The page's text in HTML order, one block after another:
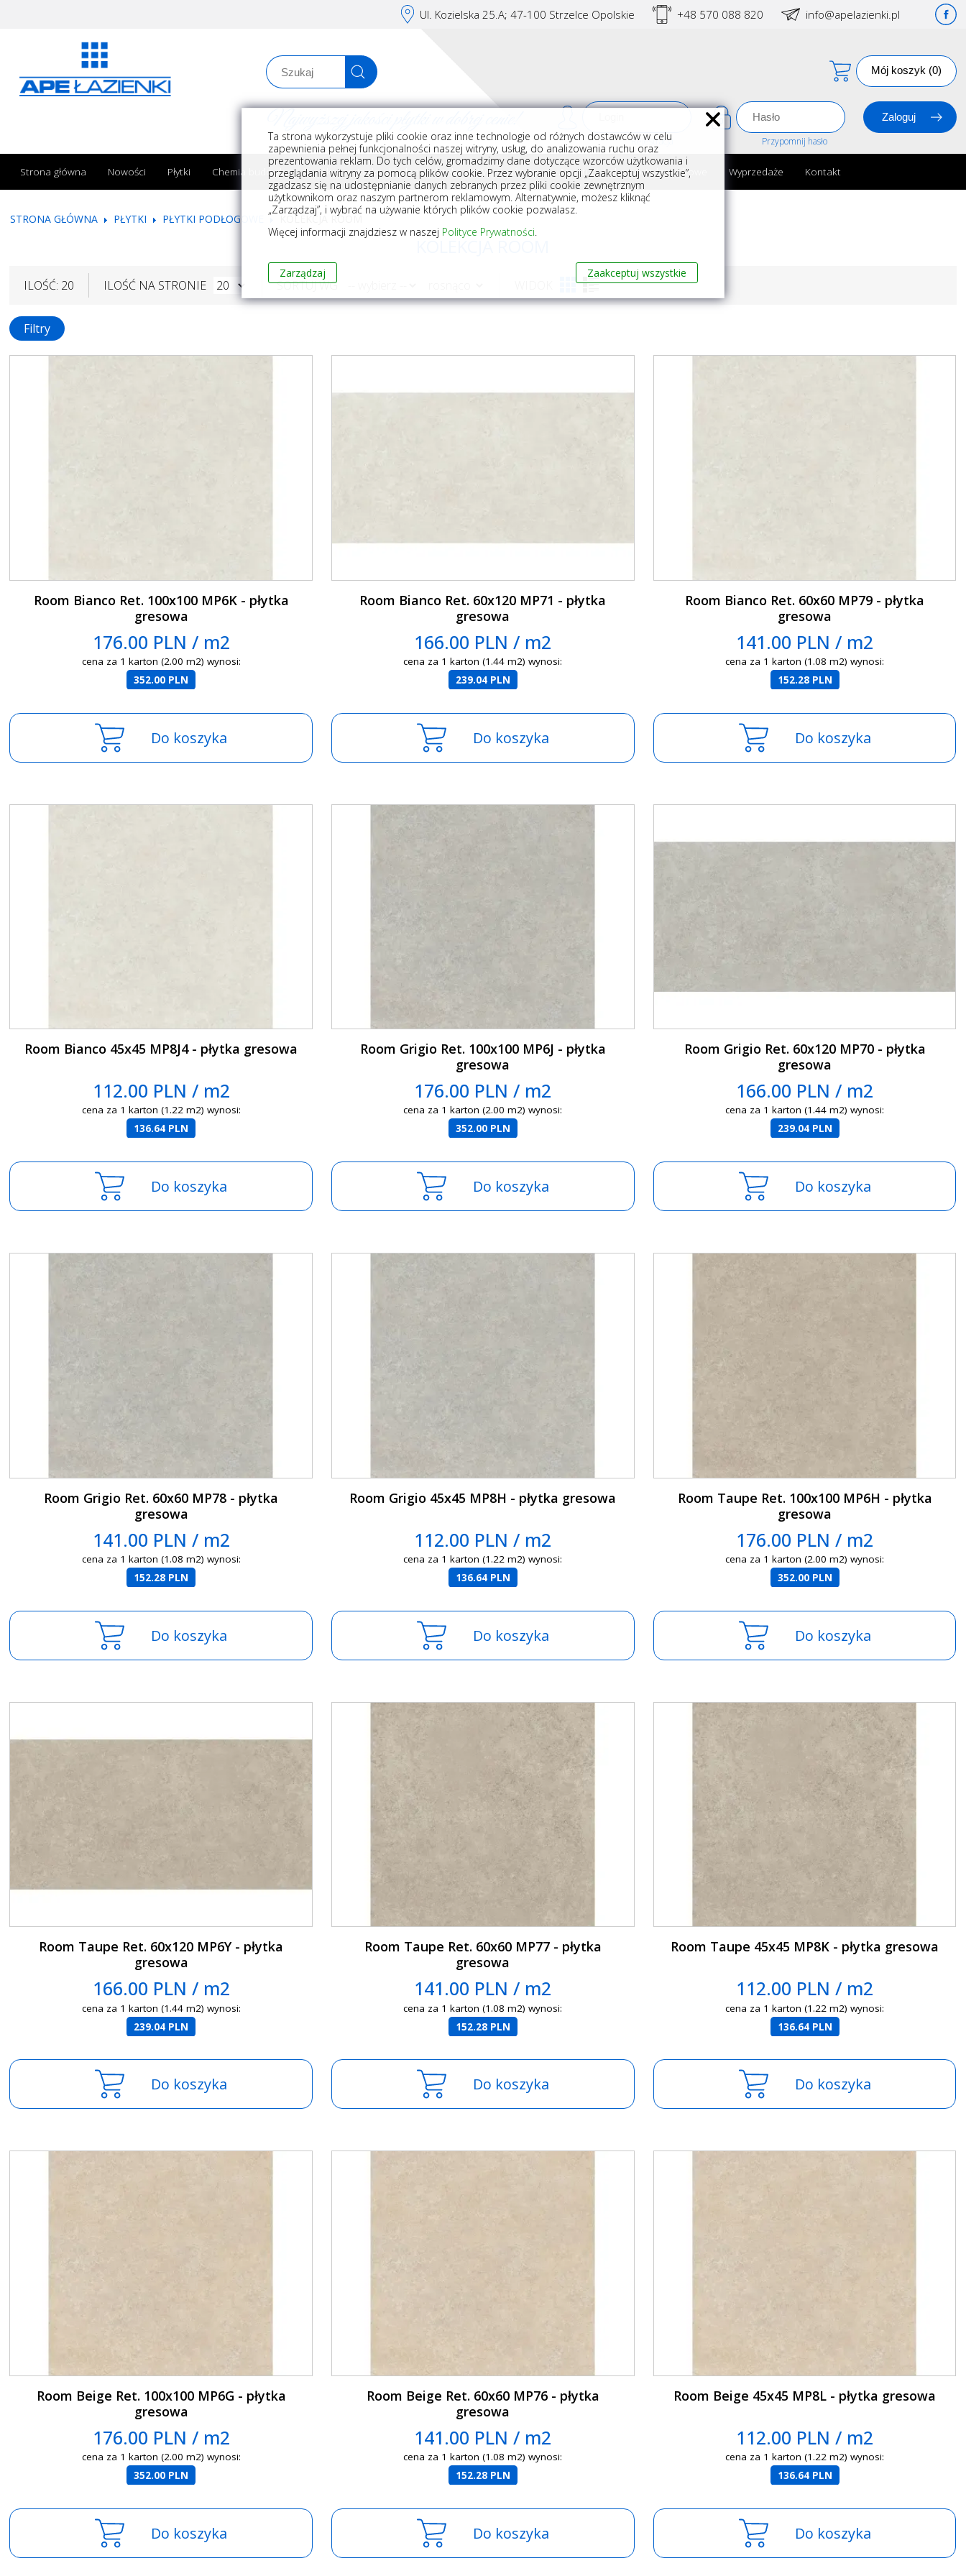
Ul. Kozielska 25.A; 47-100 Strzelce Opolskie +48 570 088 820 info@apelazienki.pl
Mój koszyk (0)
Rejestracja Przypomnij hasło
Strona główna Nowości Płytki Chemia budowlana Akcesoria do układania płytek Wyposażenie Armatura i akcesoria łazienkowe Wyprzedaże Kontakt
STRONA GŁÓWNA PŁYTKI PŁYTKI PODŁOGOWE KOLEKCJA ROOM
KOLEKCJA ROOM
ILOŚĆ: 20 ILOŚĆ NA STRONIE SORTUJ WG
Filtry
Room Bianco Ret. 100x100 MP6K - płytka
gresowa
176.00 PLN / m2
cena za 1 karton (2.00 m2) wynosi:
352.00 PLN
Do koszyka
Room Bianco Ret. 60x120 MP71 - płytka
gresowa
166.00 PLN / m2
cena za 1 karton (1.44 m2) wynosi:
239.04 PLN
Do koszyka
Room Bianco Ret. 60x60 MP79 - płytka
gresowa
141.00 PLN / m2
cena za 1 karton (1.08 m2) wynosi:
152.28 PLN
Do koszyka
Room Bianco 45x45 MP8J4 - płytka gresowa
112.00 PLN / m2
cena za 1 karton (1.22 m2) wynosi:
136.64 PLN
Do koszyka
Room Grigio Ret. 100x100 MP6J - płytka
gresowa
176.00 PLN / m2
cena za 1 karton (2.00 m2) wynosi:
352.00 PLN
Do koszyka
Room Grigio Ret. 60x120 MP70 - płytka
gresowa
166.00 PLN / m2
cena za 1 karton (1.44 m2) wynosi:
239.04 PLN
Do koszyka
Room Grigio Ret. 60x60 MP78 - płytka
gresowa
141.00 PLN / m2
cena za 1 karton (1.08 m2) wynosi:
152.28 PLN
Do koszyka
Room Grigio 45x45 MP8H - płytka gresowa
112.00 PLN / m2
cena za 1 karton (1.22 m2) wynosi:
136.64 PLN
Do koszyka
Room Taupe Ret. 100x100 MP6H - płytka
gresowa
176.00 PLN / m2
cena za 1 karton (2.00 m2) wynosi:
352.00 PLN
Do koszyka
Room Taupe Ret. 60x120 MP6Y - płytka
gresowa
166.00 PLN / m2
cena za 1 karton (1.44 m2) wynosi:
239.04 PLN
Do koszyka
Room Taupe Ret. 60x60 MP77 - płytka
gresowa
141.00 PLN / m2
cena za 1 karton (1.08 m2) wynosi:
152.28 PLN
Do koszyka
Room Taupe 45x45 MP8K - płytka gresowa
112.00 PLN / m2
cena za 1 karton (1.22 m2) wynosi:
136.64 PLN
Do koszyka
Room Beige Ret. 100x100 MP6G - płytka
gresowa
176.00 PLN / m2
cena za 1 karton (2.00 m2) wynosi:
352.00 PLN
Do koszyka
Room Beige Ret. 60x60 MP76 - płytka
gresowa
141.00 PLN / m2
cena za 1 karton (1.08 m2) wynosi:
152.28 PLN
Do koszyka
Room Beige 45x45 MP8L - płytka gresowa
112.00 PLN / m2
cena za 1 karton (1.22 m2) wynosi:
136.64 PLN
Do koszyka
Ta strona wykorzystuje pliki cookie oraz inne technologie od różnych dostawców w celu
zapewnienia pełnej funkcjonalności naszej witryny, usług, do analizowania ruchu oraz
prezentowania reklam. Do tych celów, gromadzimy dane dotyczące wzorców użytkowania i
przeglądania witryny za pomocą plików cookie. Przez wybranie opcji „Zaakceptuj wszystkie”,
zgadzasz się na udostępnianie danych zebranych przez pliki cookie zewnętrznym
użytkownikom oraz naszym partnerom reklamowym. Alternatywnie, możesz kliknąć
„Zarządzaj”, i wybrać na używanie których plików cookie pozwalasz.
Więcej informacji znajdziesz w naszej Polityce Prywatności.
Zarządzaj Zaakceptuj wszystkie